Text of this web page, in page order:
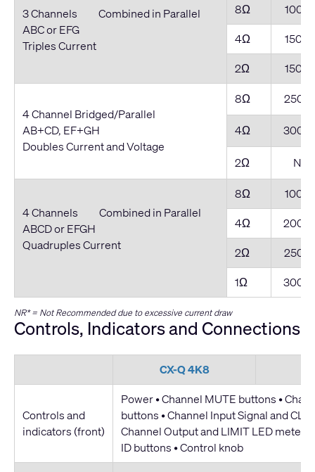
3 Channels Combined in Parallel
ABC or EFG
Triples Current
8Ω
1000
4Ω
1500
2Ω
1500
4 Channel Bridged/Parallel
AB+CD, EF+GH
Doubles Current and Voltage
8Ω 2500
4Ω 3000
2Ω NR*
4 Channels Combined in Parallel
ABCD or EFGH
Quadruples Current
8Ω
1000
4Ω
2000
2Ω
2500
1Ω
3000
NR* = Not Recommended due to excessive current draw
Controls, Indicators and Connections
CX-Q 4K8
Controls and
indicators (front)
Power • Channel MUTE buttons •
buttons • Channel Input Signal and
Channel Output and LIMIT LED meters
ID buttons • Control knob